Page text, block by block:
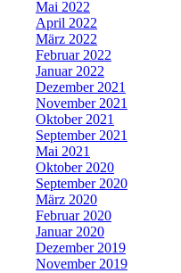
Mai 2022
April 2022
März 2022
Februar 2022
Januar 2022
Dezember 2021
November 2021
Oktober 2021
September 2021
Mai 2021
Oktober 2020
September 2020
März 2020
Februar 2020
Januar 2020
Dezember 2019
November 2019